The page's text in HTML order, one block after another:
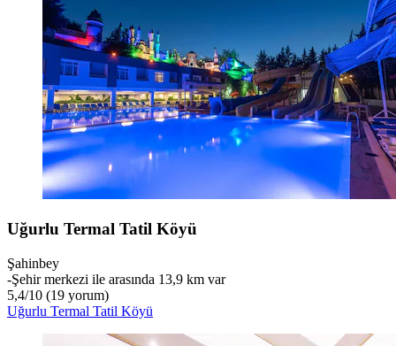
Uğurlu Termal Tatil Köyü
Şahinbey
‐Şehir merkezi ile arasında 13,9 km var
5,4/10 (19 yorum)
Uğurlu Termal Tatil Köyü